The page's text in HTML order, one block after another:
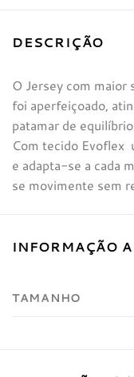
DESCRIÇÃO
O Jersey com maior
foi aperfeiçoado,
patamar de
Com tecido Evoflex
e adapta-se a cada
se movimente sem
INFORMAÇÃO
TAMANHO